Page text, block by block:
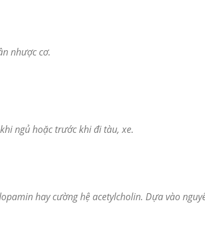
nhược cơ.
ngủ hoặc trước khi đi tàu, xe.
hay cường hệ acetylcholin. Dựa vào